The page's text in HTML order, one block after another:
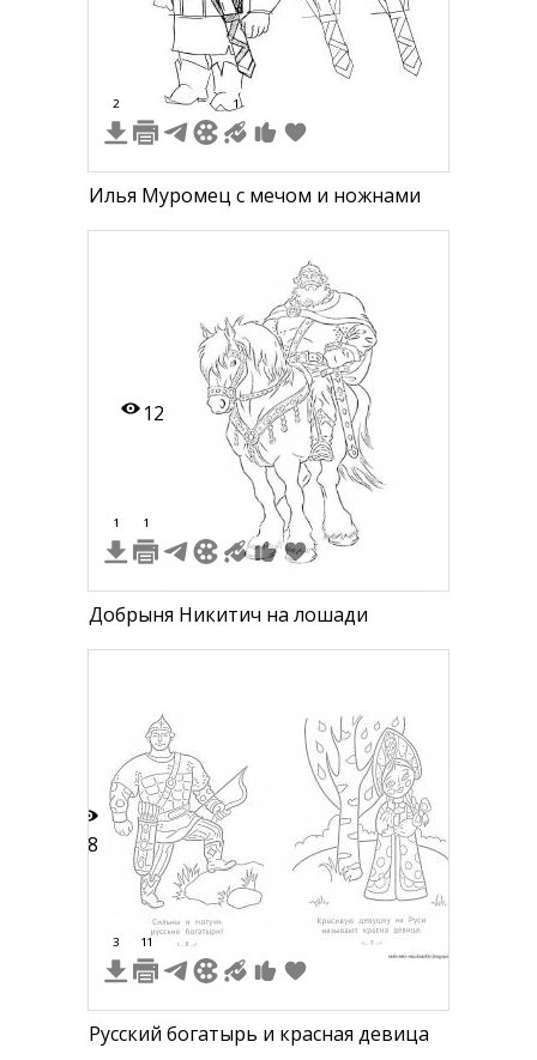
2 1
Илья Муромец с мечом и ножнами
12
1 1
Добрыня Никитич на лошади
58
3 11
Русский богатырь и красная девица